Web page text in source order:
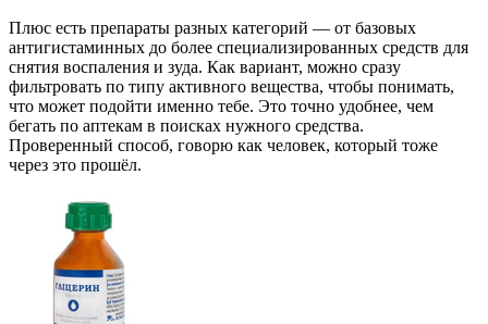
Плюс есть препараты разных категорий — от базовых
антигистаминных до более специализированных средств для
снятия воспаления и зуда. Как вариант, можно сразу
фильтровать по типу активного вещества, чтобы понимать,
что может подойти именно тебе. Это точно удобнее, чем
бегать по аптекам в поисках нужного средства.
Проверенный способ, говорю как человек, который тоже
через это прошёл.